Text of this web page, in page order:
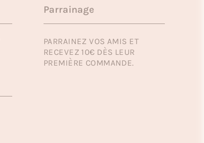
Parrainage
PARRAINEZ VOS AMIS ET
RECEVEZ 10€ DÈS LEUR
PREMIÈRE COMMANDE.